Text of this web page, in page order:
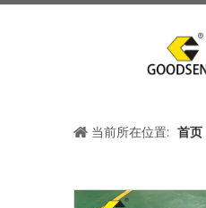
当前所在位置: 首页